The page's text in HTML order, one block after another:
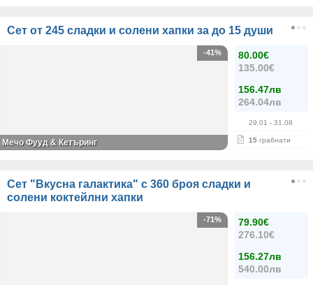
Сет от 245 сладки и солени хапки за до 15 души
80.00€
135.00€
156.47лв
264.04лв
29.01 - 31.08
15 грабнати
-41%
Мечо Фууд & Кетъринг
Сет "Вкусна галактика" с 360 броя сладки и
солени коктейлни хапки
79.90€
276.10€
156.27лв
540.00лв
-71%